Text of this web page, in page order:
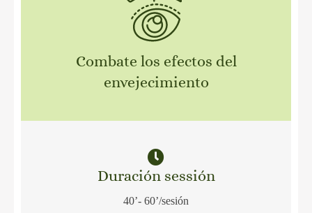
Combate los efectos del
envejecimiento
Duración sessión
40’- 60’/sesión